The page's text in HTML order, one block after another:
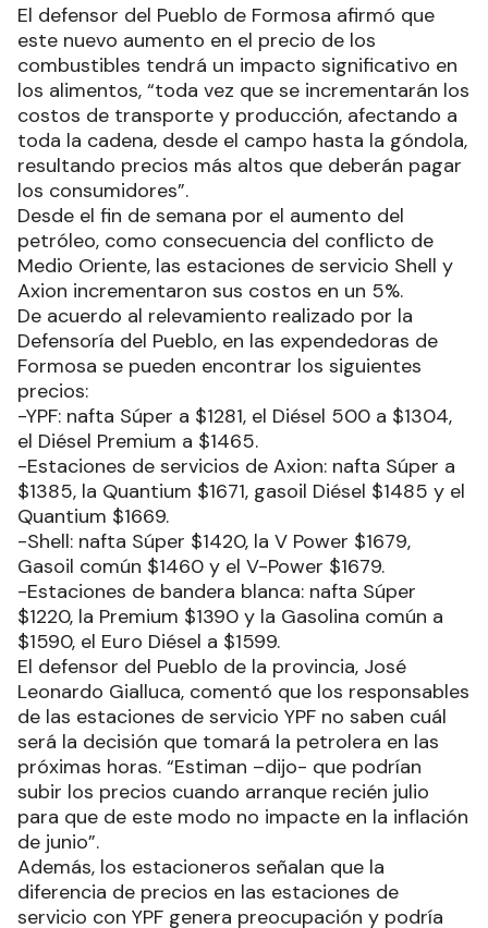
El defensor del Pueblo de Formosa afirmó que
este nuevo aumento en el precio de los
combustibles tendrá un impacto significativo en
los alimentos, “toda vez que se incrementarán los
costos de transporte y producción, afectando a
toda la cadena, desde el campo hasta la góndola,
resultando precios más altos que deberán pagar
los consumidores”.
Desde el fin de semana por el aumento del
petróleo, como consecuencia del conflicto de
Medio Oriente, las estaciones de servicio Shell y
Axion incrementaron sus costos en un 5%.
De acuerdo al relevamiento realizado por la
Defensoría del Pueblo, en las expendedoras de
Formosa se pueden encontrar los siguientes
precios:
-YPF: nafta Súper a $1281, el Diésel 500 a $1304,
el Diésel Premium a $1465.
-Estaciones de servicios de Axion: nafta Súper a
$1385, la Quantium $1671, gasoil Diésel $1485 y el
Quantium $1669.
-Shell: nafta Súper $1420, la V Power $1679,
Gasoil común $1460 y el V-Power $1679.
-Estaciones de bandera blanca: nafta Súper
$1220, la Premium $1390 y la Gasolina común a
$1590, el Euro Diésel a $1599.
El defensor del Pueblo de la provincia, José
Leonardo Gialluca, comentó que los responsables
de las estaciones de servicio YPF no saben cuál
será la decisión que tomará la petrolera en las
próximas horas. “Estiman –dijo- que podrían
subir los precios cuando arranque recién julio
para que de este modo no impacte en la inflación
de junio”.
Además, los estacioneros señalan que la
diferencia de precios en las estaciones de
servicio con YPF genera preocupación y podría